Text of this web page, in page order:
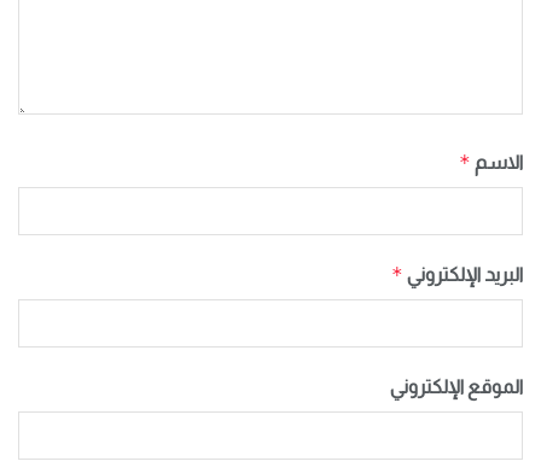
الاسم *
البريد الإلكتروني *
الموقع الإلكتروني